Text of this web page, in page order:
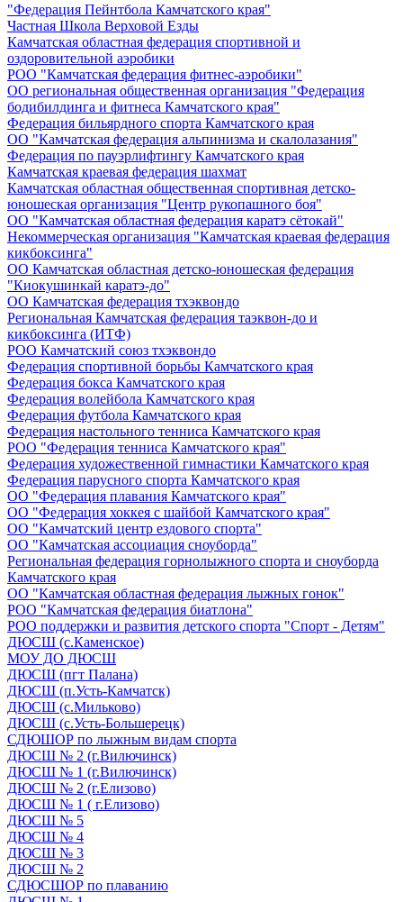
"Федерация Пейнтбола Камчатского края"
Частная Школа Верховой Езды
Камчатская областная федерация спортивной и
оздоровительной аэробики
РОО "Камчатская федерация фитнес-аэробики"
ОО региональная общественная организация "Федерация
бодибилдинга и фитнеса Камчатского края"
Федерация бильярдного спорта Камчатского края
ОО "Камчатская федерация альпинизма и скалолазания"
Федерация по пауэрлифтингу Камчатского края
Камчатская краевая федерация шахмат
Камчатская областная общественная спортивная детско-
юношеская организация "Центр рукопашного боя"
ОО "Камчатская областная федерация каратэ сётокай"
Некоммерческая организация "Камчатская краевая федерация
кикбоксинга"
ОО Камчатская областная детско-юношеская федерация
"Киокушинкай каратэ-до"
ОО Камчатская федерация тхэквондо
Региональная Камчатская федерация таэквон-до и
кикбоксинга (ИТФ)
РОО Камчатский союз тхэквондо
Федерация спортивной борьбы Камчатского края
Федерация бокса Камчатского края
Федерация волейбола Камчатского края
Федерация футбола Камчатского края
Федерация настольного тенниса Камчатского края
РОО "Федерация тенниса Камчатского края"
Федерация художественной гимнастики Камчатского края
Федерация парусного спорта Камчатского края
ОО "Федерация плавания Камчатского края"
ОО "Федерация хоккея с шайбой Камчатского края"
ОО "Камчатский центр ездового спорта"
ОО "Камчатская ассоциация сноуборда"
Региональная федерация горнолыжного спорта и сноуборда
Камчатского края
ОО "Камчатская областная федерация лыжных гонок"
РОО "Камчатская федерация биатлона"
РОО поддержки и развития детского спорта "Спорт - Детям"
ДЮСШ (с.Каменское)
МОУ ДО ДЮСШ
ДЮСШ (пгт Палана)
ДЮСШ (п.Усть-Камчатск)
ДЮСШ (с.Мильково)
ДЮСШ (с.Усть-Большерецк)
СДЮШОР по лыжным видам спорта
ДЮСШ № 2 (г.Вилючинск)
ДЮСШ № 1 (г.Вилючинск)
ДЮСШ № 2 (г.Елизово)
ДЮСШ № 1 ( г.Елизово)
ДЮСШ № 5
ДЮСШ № 4
ДЮСШ № 3
ДЮСШ № 2
СДЮСШОР по плаванию